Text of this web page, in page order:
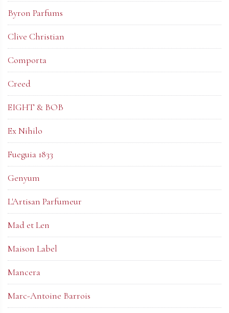
Byron Parfums
Clive Christian
Comporta
Creed
EIGHT & BOB
Ex Nihilo
Fueguia 1833
Genyum
L'Artisan Parfumeur
Mad et Len
Maison Label
Mancera
Marc-Antoine Barrois